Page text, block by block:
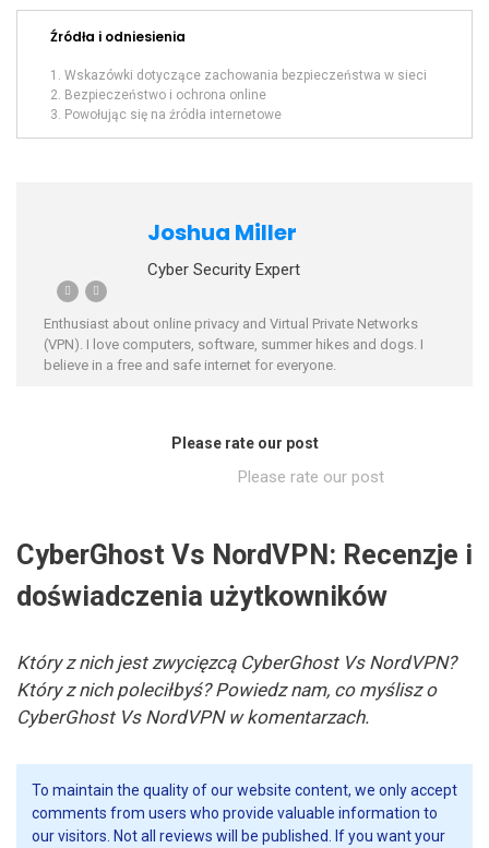
Źródła i odniesienia
Wskazówki dotyczące zachowania bezpieczeństwa w sieci
Bezpieczeństwo i ochrona online
Powołując się na źródła internetowe
Joshua Miller
Cyber Security Expert
Enthusiast about online privacy and Virtual Private Networks
(VPN). I love computers, software, summer hikes and dogs. I
believe in a free and safe internet for everyone.
Please rate our post
Please rate our post
CyberGhost Vs NordVPN: Recenzje i
doświadczenia użytkowników
Który z nich jest zwycięzcą CyberGhost Vs NordVPN?
Który z nich poleciłbyś? Powiedz nam, co myślisz o
CyberGhost Vs NordVPN w komentarzach.
To maintain the quality of our website content, we only accept
comments from users who provide valuable information to
our visitors. Not all reviews will be published. If you want your